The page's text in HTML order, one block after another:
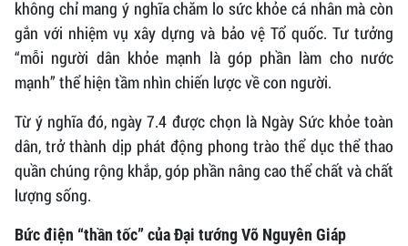
không chỉ mang ý nghĩa chăm lo sức khỏe cá nhân mà còn
gắn với nhiệm vụ xây dựng và bảo vệ Tổ quốc. Tư tưởng
“mỗi người dân khỏe mạnh là góp phần làm cho nước
mạnh” thể hiện tầm nhìn chiến lược về con người.
Từ ý nghĩa đó, ngày 7.4 được chọn là Ngày Sức khỏe toàn
dân, trở thành dịp phát động phong trào thể dục thể thao
quần chúng rộng khắp, góp phần nâng cao thể chất và chất
lượng sống.
Bức điện “thần tốc” của Đại tướng Võ Nguyên Giáp